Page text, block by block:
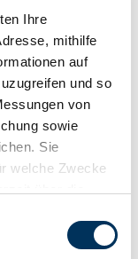
Ihre
mithilfe
auf
und so
von
sowie
Sie
welche Zwecke